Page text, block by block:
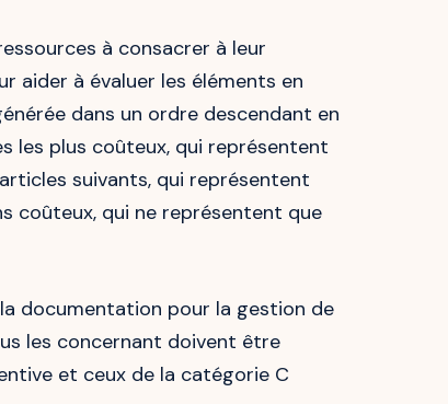
à consacrer à leur
aider à évaluer les éléments en
dans un ordre descendant en
les plus coûteux, qui représentent
suivants, qui représentent
coûteux, qui ne représentent que
documentation pour la gestion de
les concernant doivent être
et ceux de la catégorie C